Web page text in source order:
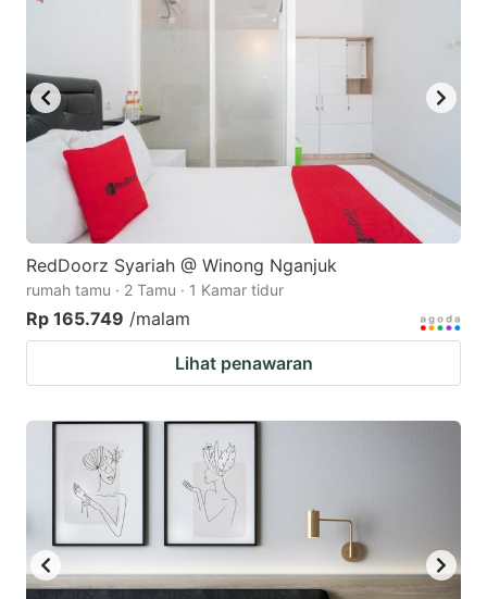
RedDoorz Syariah @ Winong Nganjuk
rumah tamu · 2 Tamu · 1 Kamar tidur
Rp 165.749 /malam
Lihat penawaran